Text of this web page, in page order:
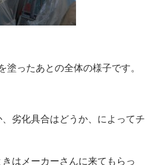
塗ったあとの全体の様子です。
劣化具合はどうか、によってチ
はメーカーさんに来てもらっ